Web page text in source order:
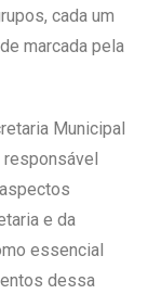
cada um
marcada pela
Municipal
responsável
e da
essencial
dessa